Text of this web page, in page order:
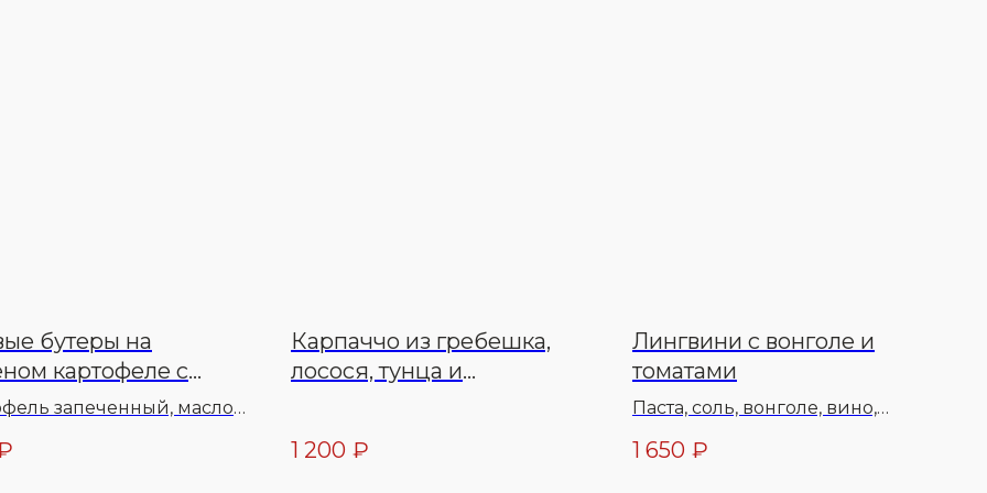
бутеры на
картофеле с
запеченный, масло
майонез, масло
Карпаччо из гребешка,
лосося, тунца и
1 200 ₽
Лингвини с вонголе и
томатами
Паста, соль, вонголе, вино,
чеснок, тимьян, перец чили,
1 650 ₽